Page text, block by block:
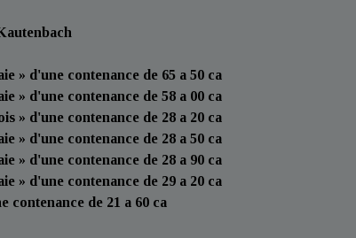
» d'une contenance de 65 a 50 ca
» d'une contenance de 58 a 00 ca
» d'une contenance de 28 a 20 ca
» d'une contenance de 28 a 50 ca
» d'une contenance de 28 a 90 ca
» d'une contenance de 29 a 20 ca
contenance de 21 a 60 ca